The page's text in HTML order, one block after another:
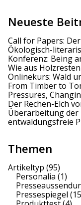
Neueste
Call for Papers:
Ökologisch-
Konferenz: Being
Wie aus
Onlinekurs: Wald
From Timber to
Pressures,
Der Rechen-Elch
Überarbeitung
entwaldungsfreie
Themen
Artikeltyp (95)
Personalia (1)
Pressespiegel